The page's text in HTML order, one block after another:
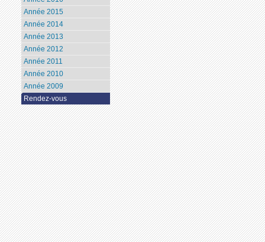
Année 2015
Année 2014
Année 2013
Année 2012
Année 2011
Année 2010
Année 2009
Rendez-vous